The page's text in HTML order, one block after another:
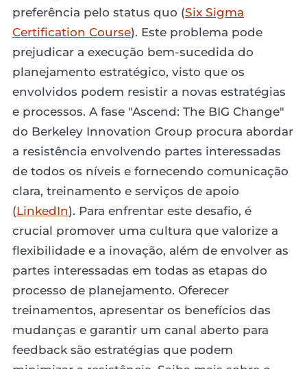
preferência pelo status quo (Six Sigma
Certification Course). Este problema pode
prejudicar a execução bem-sucedida do
planejamento estratégico, visto que os
envolvidos podem resistir a novas estratégias
e processos. A fase "Ascend: The BIG Change"
do Berkeley Innovation Group procura abordar
a resistência envolvendo partes interessadas
de todos os níveis e fornecendo comunicação
clara, treinamento e serviços de apoio
(LinkedIn). Para enfrentar este desafio, é
crucial promover uma cultura que valorize a
flexibilidade e a inovação, além de envolver as
partes interessadas em todas as etapas do
processo de planejamento. Oferecer
treinamentos, apresentar os benefícios das
mudanças e garantir um canal aberto para
feedback são estratégias que podem